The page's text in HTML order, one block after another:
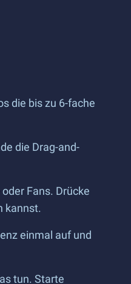
die bis zu 6-fache
die Drag-and-
Fans. Drücke
kannst.
einmal auf und
tun. Starte